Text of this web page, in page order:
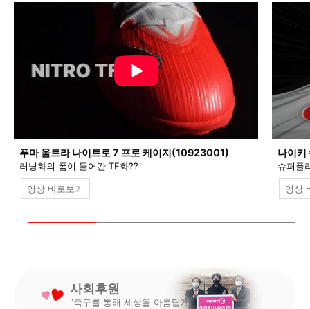
푸마 울트라 나이트로 7 프로 케이지(10923001)
러닝화의 폼이 들어간 TF화??
영상 바로보기
나이
슈퍼플
영상
사회후원
"축구를 통해 세상을 아름답게"